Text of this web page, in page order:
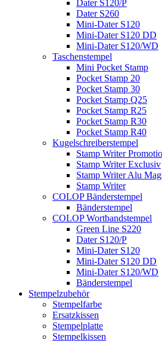
Dater S120/P
Dater S260
Mini-Dater S120
Mini-Dater S120 DD
Mini-Dater S120/WD
Taschenstempel
Mini Pocket Stamp
Pocket Stamp 20
Pocket Stamp 30
Pocket Stamp Q25
Pocket Stamp R25
Pocket Stamp R30
Pocket Stamp R40
Kugelschreiberstempel
Stamp Writer
Stamp Writer Exclusiv
Stamp Writer Alu
Stamp Writer
COLOP Bänderstempel
Bänderstempel
COLOP Wortbandstempel
Green Line S220
Dater S120/P
Mini-Dater S120
Mini-Dater S120 DD
Mini-Dater S120/WD
Bänderstempel
Stempelzubehör
Stempelfarbe
Ersatzkissen
Stempelplatte
Stempelkissen